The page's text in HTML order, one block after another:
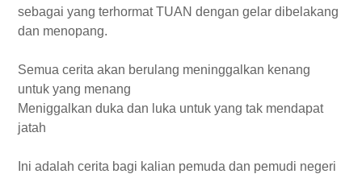
sebagai yang terhormat TUAN dengan gelar dibelakang
dan menopang.
Semua cerita akan berulang meninggalkan kenang
untuk yang menang
Meniggalkan duka dan luka untuk yang tak mendapat
jatah
Ini adalah cerita bagi kalian pemuda dan pemudi negeri